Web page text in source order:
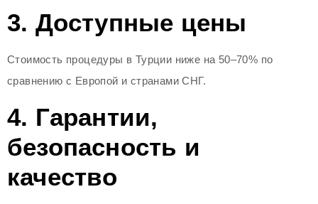
3. Доступные цены
Стоимость процедуры в Турции ниже на 50–70% по
сравнению с Европой и странами СНГ.
4. Гарантии,
безопасность и
качество